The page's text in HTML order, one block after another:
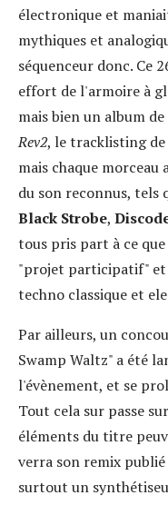
électronique et
mythiques et
séquenceur donc. Ce
effort de l'armoire à
mais bien un album
Rev2, le tracklisting
mais chaque
du son reconnus, tels
Black Strobe,
tous pris part à ce
"projet participatif"
techno classique et
Par ailleurs, un
Swamp Waltz" a été
l'évènement, et se
Tout cela sur passe sur
éléments du titre
verra son remix
surtout un